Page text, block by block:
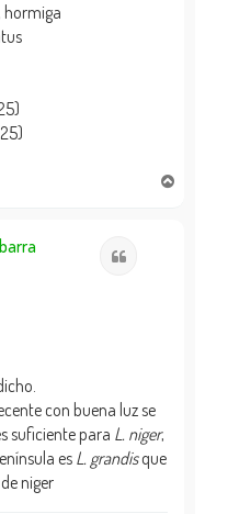
hormiga
con buena luz se
suficiente para L. niger,
es L. grandisque
niger